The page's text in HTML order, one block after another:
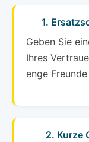
1.
Geben Sie
Ihres
enge
2. Kurze